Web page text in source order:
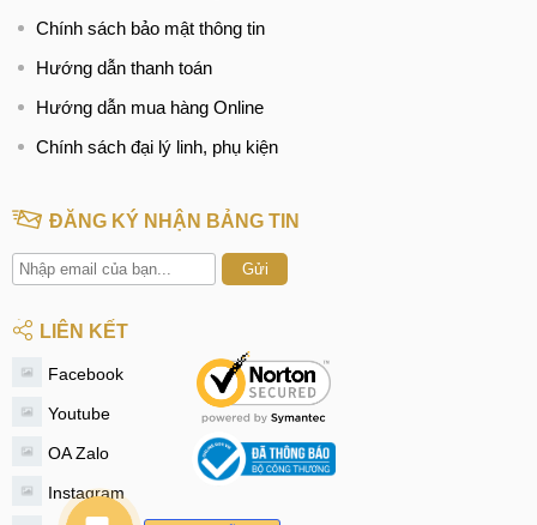
Chính sách bảo mật thông tin
Hướng dẫn thanh toán
Hướng dẫn mua hàng Online
Chính sách đại lý linh, phụ kiện
ĐĂNG KÝ NHẬN BẢNG TIN
Gửi
LIÊN KẾT
Facebook
Youtube
OA Zalo
Instagram